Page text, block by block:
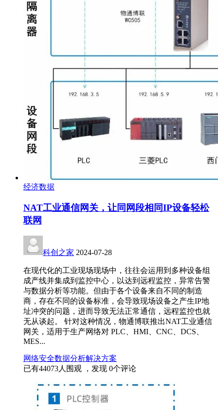
经济数据
NAT工业通信网关，让同网段相同IP设备轻松
联网
科创之家 2024-07-28
在现代化的工业现场现场中，往往会运用到多种设备组
成产线并集成到监控中心，以达到远程监控，异常告警
与数据分析等功能。但由于各个设备来自不同的制造
商，存在不同的设备标准，会导致现场设备之产生IP地
址冲突的问题，进而导致无法正常通信，远程监控也就
无从谈起。 针对这种情况，物通博联推出NAT工业通信
网关，适用于生产网络对 PLC、HMI、CNC、DCS、
MES...
网络安全数据分析解决方案
已有44073人围观 ，发现 0个评论